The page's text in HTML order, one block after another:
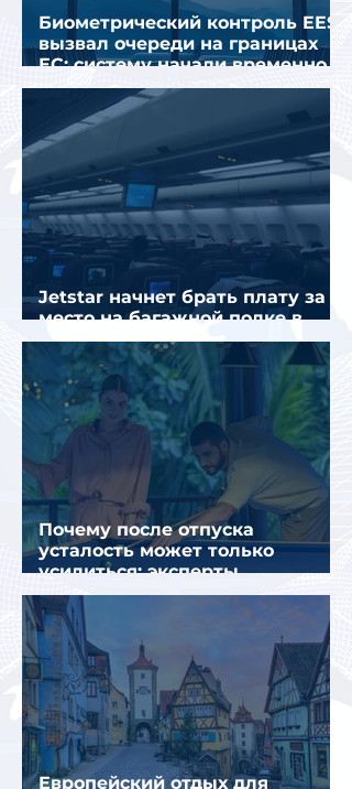
Биометрический контроль EES
вызвал очереди на границах
ЕС: систему начали временно
отключать
Jetstar начнет брать плату за
место на багажной полке в
салоне самолета
Почему после отпуска
усталость может только
усилиться: эксперты
объяснили причины
Европейский отдых для